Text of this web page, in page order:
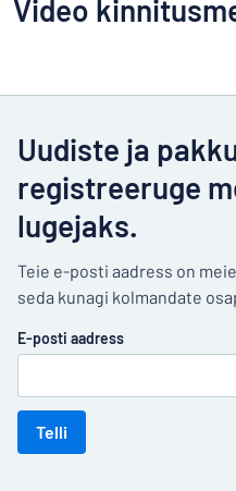
Video
Uudiste ja
registreeruge
lugejaks.
Teie e-posti aadress on
seda kunagi kolmandate
E-posti aadress
Telli